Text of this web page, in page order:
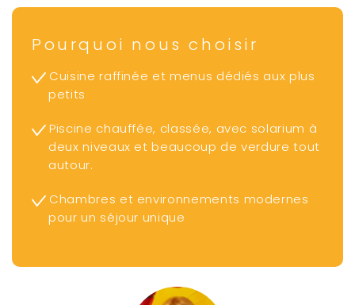
Pourquoi nous choisir
Cuisine raffinée et menus dédiés aux plus
petits
Piscine chauffée, classée, avec solarium à
deux niveaux et beaucoup de verdure tout
autour.
Chambres et environnements modernes
pour un séjour unique